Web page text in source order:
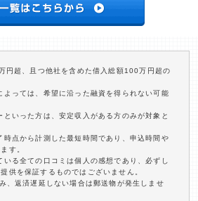
円超、且つ他社を含めた借入総額100万円超の
よっては、希望に沿った融資を得られない可能
いった方は、安定収入がある方のみが対象と
点から計測した最短時間であり、申込時間や
す。
いる全ての口コミは個人の感想であり、必ずし
供を保証するものではございません。
、返済遅延しない場合は郵送物が発生しませ